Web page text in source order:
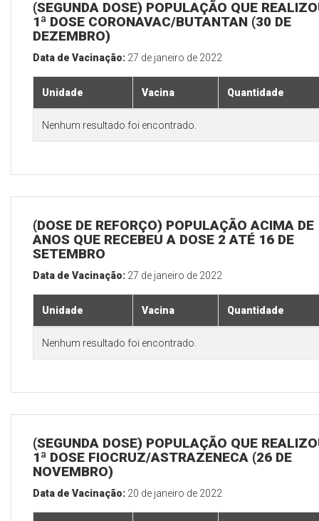
(SEGUNDA DOSE) POPULAÇÃO QUE
1ª DOSE CORONAVAC/BUTANTAN (30 DE
DEZEMBRO)
Data de Vacinação: 27 de janeiro de 2022
Unidade Vacina Quantidade
Nenhum resultado foi encontrado.
(DOSE DE REFORÇO) POPULAÇÃO ACIMA DE
ANOS QUE RECEBEU A DOSE 2 ATÉ 16 DE
SETEMBRO
Data de Vacinação: 27 de janeiro de 2022
Unidade Vacina Quantidade
Nenhum resultado foi encontrado.
(SEGUNDA DOSE) POPULAÇÃO QUE
1ª DOSE FIOCRUZ/ASTRAZENECA (26 DE
NOVEMBRO)
Data de Vacinação: 20 de janeiro de 2022